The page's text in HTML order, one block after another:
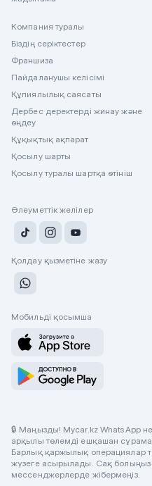
Компания туралы
Біздің серіктестер
Франшиза
Пайдаланушы келісімі
Құпиялылық саясаты
Дербес деректерді жинау және
өңдеу
Құқықтық ақпарат
Қосылу шарты
Қосылу туралы шартқа өтініш
Әлеуметтік желілер
Қолдау қызметіне жазу
Мобильді қосымша
🔒 Маңызды! Mycar.kz WhatsApp
арқылы төлемді ешқашан
Барлық қаржылық операциялар
жүзеге асырылады. Сақ болыңыз
мессенджерлерде жібермеңіз.